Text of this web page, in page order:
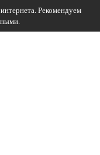
Рекомендуем